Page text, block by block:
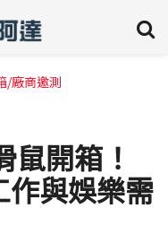
/廠商邀測
鼠開箱！
與娛樂需